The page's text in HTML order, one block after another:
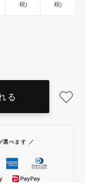
税)
税)
る
選べます ／